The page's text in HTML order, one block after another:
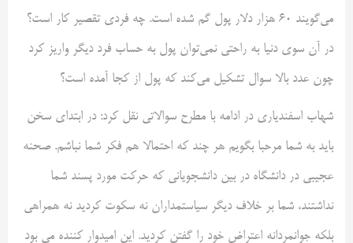
می‌گویند ۶۰ هزار دلار پول گم شده است. چه فردی تقصیر کار است؟
در آن سوی دنیا به راحتی نمی‌توان پول به حساب فرد دیگر واریز کرد
چون عدد بالا سوال تشکیل می‌کند که پول از کجا آمده است؟
شهاب اسفندیاری در ادامه با مطرح سوالاتی نقل کرد: در ابتدای سخن
باید به شما مرحبا بگویم هر چند که احتمالا هم فکر شما نباشم. صحنه
عجیبی در دانشگاه در بین دانشجویانی که حرکت مورد پسند شما
نداشتند، شما بر خلاف دیگر سیاستمداران نه سکوت کردید نه همراهی
بلکه جوانمردانه اعتراض خود را گفتن کردید. این امیدوار کننده می بود